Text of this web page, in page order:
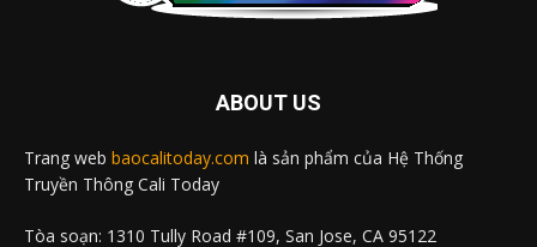
ABOUT US
Trang web baocalitoday.com là sản phẩm của Hệ Thống
Truyền Thông Cali Today
Tòa soạn: 1310 Tully Road #109, San Jose, CA 95122